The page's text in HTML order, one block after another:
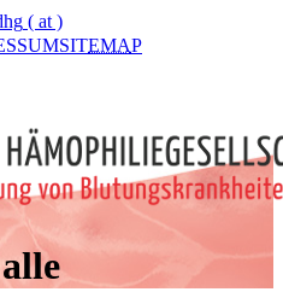
( at )
SITEMAP